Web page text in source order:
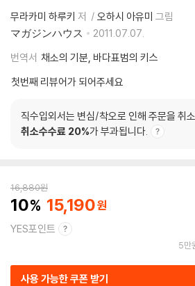
무라카미 하루키 저 오하시 아유미 그림
マガジンハウス
2011.07.07.
번역서 채소의 기분, 바다표범의 키스
첫번째 리뷰어가 되어주세요
직수입외서는 변심/착오로 인해 주문을 취
취소수수료 20%가 부과됩니다.
16,880원
10 15,190
YES포인트
5만
사용 가능한 쿠폰 받기